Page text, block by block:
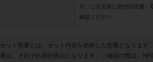
す。ご注文前に据付説明書・
確認ください。
セット型番とは、セット内容を総称した型番となります
番は、それぞれ個別表記となります。ご確認の際は、HP